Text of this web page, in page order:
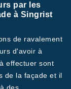
par les
à Singrist
de ravalement
d'avoir à
effectuer sont
de la façade et il